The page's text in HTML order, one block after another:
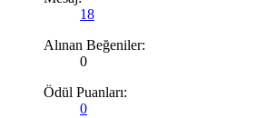
18
Alınan Beğeniler:
0
Ödül Puanları:
0